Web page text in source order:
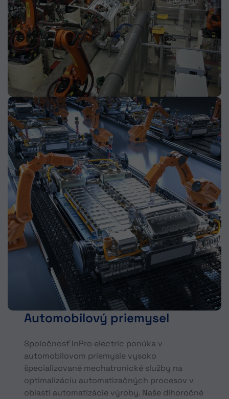
Automobilový priemysel
Spoločnosť InPro electric ponúka v
automobilovom priemysle vysoko
špecializované mechatronické služby na
optimalizáciu automatizačných procesov v
oblasti automatizácie výroby. Naše dlhoročné